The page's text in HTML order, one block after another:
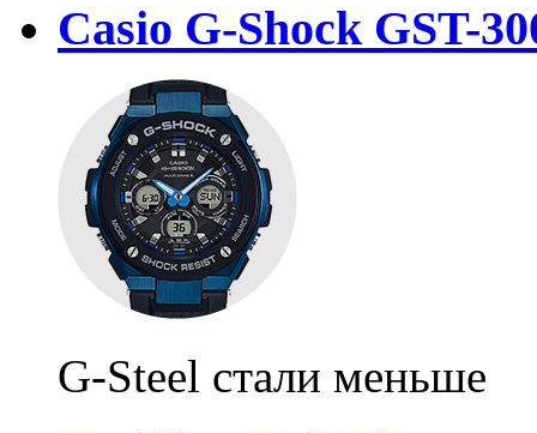
Casio G-Shock GST-
G-Steel стали меньше